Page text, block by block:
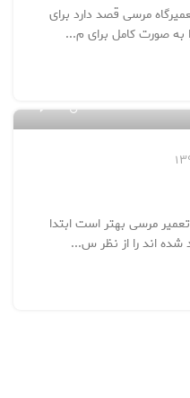
مرسی قصد دارد برای
به صورت کامل برای م...
مرسی بهتر است ابتدا
شده اند را از نظر س...